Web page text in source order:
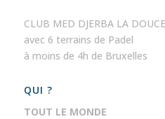
CLUB MED DJERBA LA DOUCE
avec 6 terrains de Padel
à moins de 4h de Bruxelles
QUI ?
TOUT LE MONDE